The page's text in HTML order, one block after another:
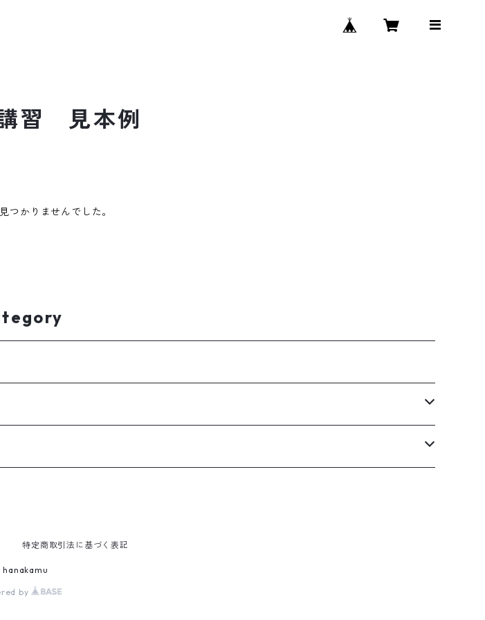
習 見本例
つかりませんでした。
特定商取引法に基づく表記
by